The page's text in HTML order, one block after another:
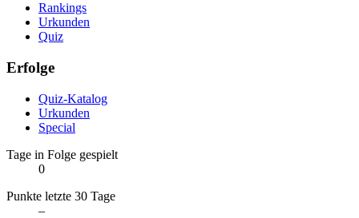
Rankings
Urkunden
Quiz
Erfolge
Quiz-Katalog
Urkunden
Special
Tage in Folge gespielt
0
Punkte letzte 30 Tage
–